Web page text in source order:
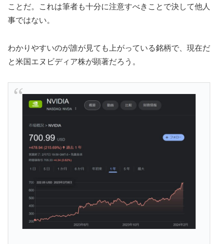
ことだ。これは筆者も十分に注意すべきことで決して他人
事ではない。
わかりやすいのが誰が見ても上がっている銘柄で、現在だ
と米国エヌビディア株が顕著だろう。